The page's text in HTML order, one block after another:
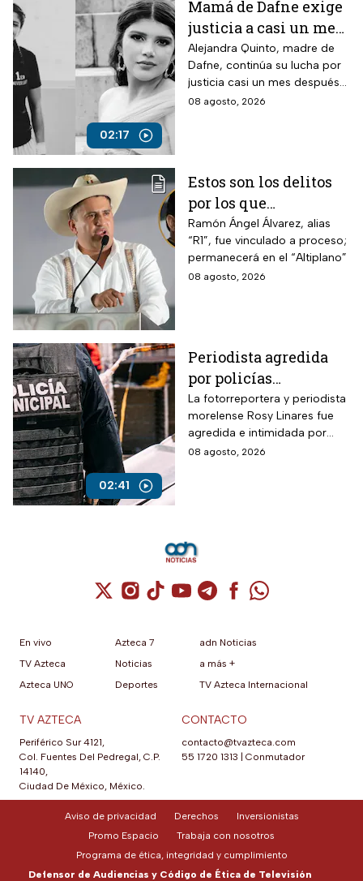
02:17
Mamá de Dafne exige
justicia a casi un mes
de la muerte de su hija
Alejandra Quinto, madre de
Dafne, continúa su lucha por
justicia casi un mes después
del fallecimiento de su hija.
08 agosto, 2026
Estos son los delitos
por los que
vincularon a proceso
al “R1″, presunto autor
intelectual del
asesinato de Carlos
Ramón Ángel Álvarez, alias
“R1”, fue vinculado a proceso;
permanecerá en el “Altiplano”
08 agosto, 2026
02:41
Periodista agredida
por policías
municipales
La fotorreportera y periodista
morelense Rosy Linares fue
agredida e intimidada por
elementos de la policía
08 agosto, 2026
Cuenta de X / Twitter (se abre en una
Cuenta de Instagram (se abre en una
Cuenta de TikTok (se abre en
Cuenta de YouTube (se abre
Cuenta de Telegram (se
Cuenta de
Cuenta de
En vivo
TV Azteca
Azteca UNO
Azteca 7
Noticias
Deportes
adn Noticias
a más +
TV Azteca Internacional
TV AZTECA
Periférico Sur 4121,
Col. Fuentes Del Pedregal, C.P.
14140,
Ciudad De México, México.
CONTACTO
contacto@tvazteca.com
55 1720 1313
Conmutador
Aviso de privacidad Derechos
Inversionistas
Promo Espacio
Trabaja con nosotros
Programa de ética, integridad y cumplimiento
Defensor de Audiencias y Código de Ética de Televisión